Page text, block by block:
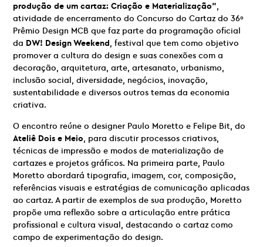
produção de um cartaz: Criação e Materialização”,
atividade de encerramento do Concurso do Cartaz do 36º
Prêmio Design MCB que faz parte da programação oficial
da DW! Design Weekend, festival que tem como objetivo
promover a cultura do design e suas conexões com a
decoração, arquitetura, arte, artesanato, urbanismo,
inclusão social, diversidade, negócios, inovação,
sustentabilidade e diversos outros temas da economia
criativa.
O encontro reúne o designer Paulo Moretto e Felipe Bit, do
Ateliê Dois e Meio, para discutir processos criativos,
técnicas de impressão e modos de materialização de
cartazes e projetos gráficos. Na primeira parte, Paulo
Moretto abordará tipografia, imagem, cor, composição,
referências visuais e estratégias de comunicação aplicadas
ao cartaz. A partir de exemplos de sua produção, Moretto
propõe uma reflexão sobre a articulação entre prática
profissional e cultura visual, destacando o cartaz como
campo de experimentação do design.